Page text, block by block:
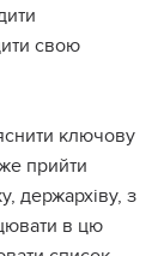
свою
ключову
прийти
держархіву, з
в цю